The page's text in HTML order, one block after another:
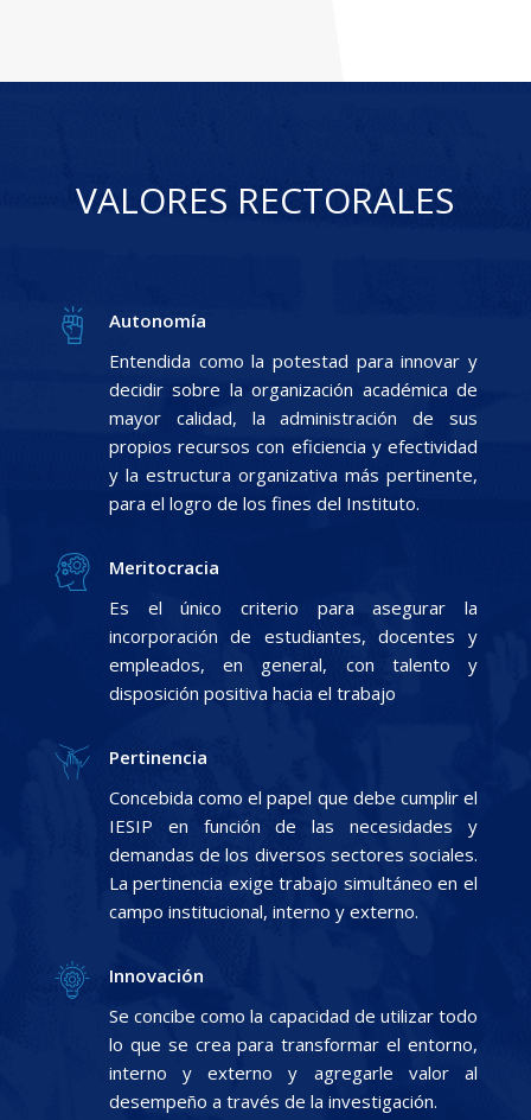
VALORES RECTORALES
Autonomía
Entendida como la potestad para innovar y
decidir sobre la organización académica de
mayor calidad, la administración de sus
propios recursos con eficiencia y efectividad
y la estructura organizativa más pertinente,
para el logro de los fines del Instituto.
Meritocracia
Es el único criterio para asegurar la
incorporación de estudiantes, docentes y
empleados, en general, con talento y
disposición positiva hacia el trabajo
Pertinencia
Concebida como el papel que debe cumplir el
IESIP en función de las necesidades y
demandas de los diversos sectores sociales.
La pertinencia exige trabajo simultáneo en el
campo institucional, interno y externo.
Innovación
Se concibe como la capacidad de utilizar todo
lo que se crea para transformar el entorno,
interno y externo y agregarle valor al
desempeño a través de la investigación.